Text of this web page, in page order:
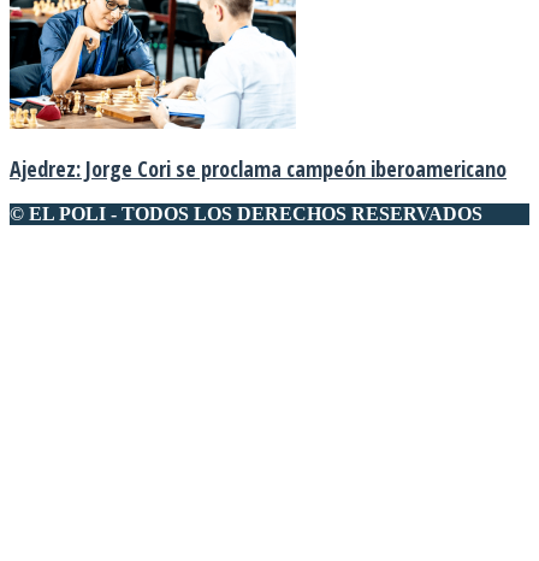
Ajedrez: Jorge Cori se proclama campeón iberoamericano
© EL POLI - TODOS LOS DERECHOS RESERVADOS